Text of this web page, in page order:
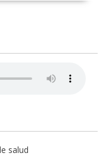
salud